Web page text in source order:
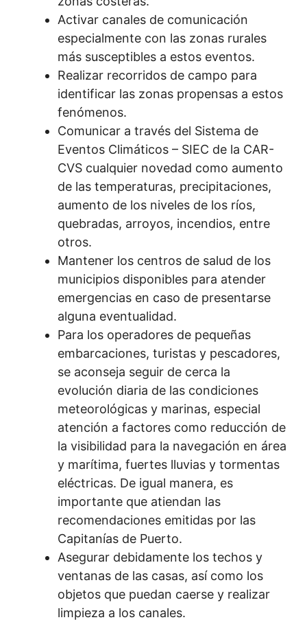
Activar canales de comunicación
especialmente con las zonas rurales
más susceptibles a estos eventos.
Realizar recorridos de campo para
identificar las zonas propensas a estos
fenómenos.
Comunicar a través del Sistema de
Eventos Climáticos – SIEC de la CAR-
CVS cualquier novedad como aumento
de las temperaturas, precipitaciones,
aumento de los niveles de los ríos,
quebradas, arroyos, incendios, entre
otros.
Mantener los centros de salud de los
municipios disponibles para atender
emergencias en caso de presentarse
alguna eventualidad.
Para los operadores de pequeñas
embarcaciones, turistas y pescadores,
se aconseja seguir de cerca la
evolución diaria de las condiciones
meteorológicas y marinas, especial
atención a factores como reducción de
la visibilidad para la navegación en área
y marítima, fuertes lluvias y tormentas
eléctricas. De igual manera, es
importante que atiendan las
recomendaciones emitidas por las
Capitanías de Puerto.
Asegurar debidamente los techos y
ventanas de las casas, así como los
objetos que puedan caerse y realizar
limpieza a los canales.